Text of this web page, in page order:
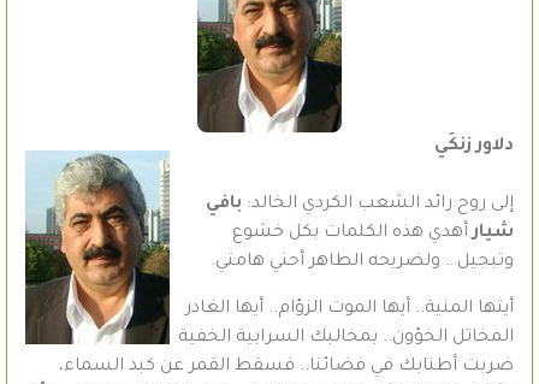
دلاور زنكَي
إلى روح رائد الشعب الكردي الخالد: بافي
شيارأهدي هذه الكلمات بكل خشوع
وتبجيل… ولضريحه الطاهر أحني هامتي.
أيتها المنية.. أيها الموت الزؤام.. أيها الغادر
المخاتل الخؤون.. بمخالبك السرابية الخفية
ضربت أطنابك في فضائنا.. فسقط القمر عن كبد السماء،